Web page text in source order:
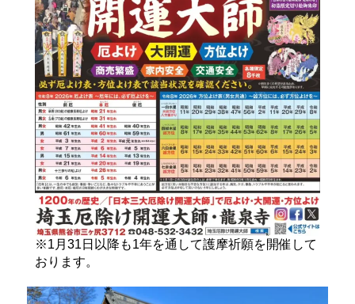
※1月31日以降も1年を通して護摩祈願を開催して
おります。